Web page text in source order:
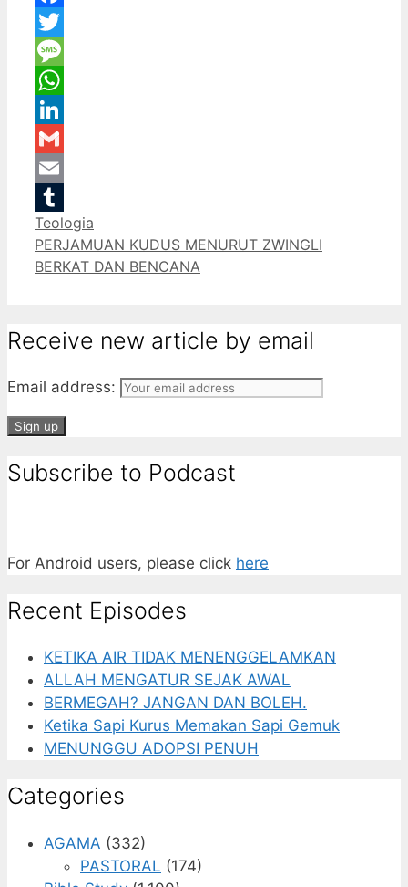
Facebook
Twitter
Message
WhatsApp
LinkedIn
Gmail
Email
Tumblr
Categories
Teologia
PERJAMUAN KUDUS MENURUT ZWINGLI
BERKAT DAN BENCANA
Receive new article by email
Email address:
Subscribe to Podcast
For Android users, please click here
Recent Episodes
KETIKA AIR TIDAK MENENGGELAMKAN
ALLAH MENGATUR SEJAK AWAL
BERMEGAH? JANGAN DAN BOLEH.
Ketika Sapi Kurus Memakan Sapi Gemuk
MENUNGGU ADOPSI PENUH
Categories
AGAMA (332)
PASTORAL (174)